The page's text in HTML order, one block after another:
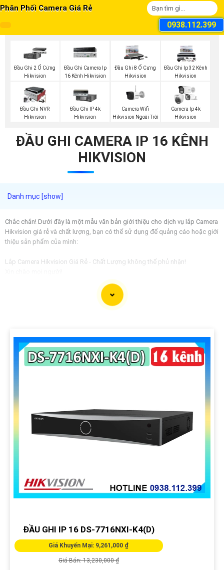
Phân Phối Camera Giá Rẻ
0938.112.399
Đầu Ghi 2 Ổ Cứng
Hikvision
Đầu Ghi Camera Ip
16 Kênh Hikvision
Đầu Ghi 8 Ổ Cưng
Hikvision
Đầu Ghi Ip 32 Kênh
Hikvision
Đầu Ghi NVR
Hikvision
Đầu Ghi IP 4k
Hikvision
Camera Wifi
Hikvision Ngoài Trời
Camera Ip 4k
Hikvision
ĐẦU GHI CAMERA IP 16 KÊNH
HIKVISION
Chắc chắn! Dưới đây là một mẫu văn bản giới thiệu cho dịch vụ lắp Camera
Hikvision giá rẻ và chất lượng, bạn có thể sử dụng để quảng cáo hoặc giới
thiệu sản phẩm của mình:
Lắp Camera Hikvision Giá Rẻ - Chất Lượng không thể phủ nhận!
hay cửa hàng của mình? Hãy yên tâm với dịch vụ lắp Camera Hikvision của
chúng tôi - mang đến sự an tâm và chất lượng không thể phủ nhận!
Chất lượng đỉnh cao: Camera Hikvision là thương hiệu nổi tiếng với chất
lượng hình ảnh sắc nét, độ tin cậy cao và tính năng thông minh vượt trội. ✪
Dịch vụ chuyên nghiệp: Đội ngũ kỹ thuật viên giàu kinh nghiệm, nhiệt tình
hiệu quả nhất!
Liên hệ ngay với chúng tôi để được tư vấn và báo giá chi tiết:
Địa chỉ: [Điền địa chỉ công ty của bạn]Số điện thoại: [Điền số điện thoại liên
Hãy đầu tư vào an ninh cho gia đình và doanh nghiệp của bạn ngay hôm
Hi vọng bạn sẽ tìm thấy mẫu văn bản này phát huy được nhiều tính năng.
Nếu cần thêm sự hỗ trợ, đừng ngần ngại để lại câu hỏi Cung cấp cho công
ĐẦU GHI IP 16 DS-7716NXI-K4(D)
Giá Khuyến Mại: 9,261,000 ₫
Giá Bán: 13,230,000 ₫